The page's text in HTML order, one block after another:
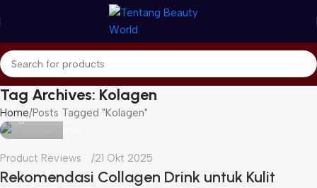
Tag Archives: Kolagen
Home Posts Tagged "Kolagen"
Icha
Product Reviews 21 Okt 2025
Rekomendasi Collagen Drink untuk Kulit